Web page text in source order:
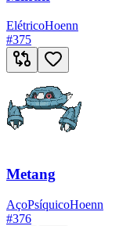
ElétricoHoenn
#375
Metang
AçoPsíquicoHoenn
#376